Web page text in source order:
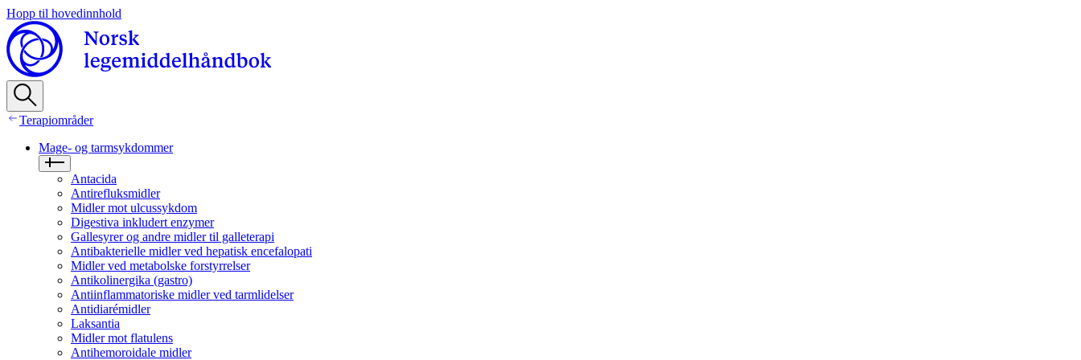
Hopp til hovedinnhold
Terapiområder
Mage- og tarmsykdommer
Antacida
Antirefluksmidler
Midler mot ulcussykdom
Digestiva inkludert enzymer
Gallesyrer og andre midler til galleterapi
Antibakterielle midler ved hepatisk encefalopati
Midler ved metabolske forstyrrelser
Antikolinergika (gastro)
Antiinflammatoriske midler ved tarmlidelser
Antidiarémidler
Laksantia
Midler mot flatulens
Antihemoroidale midler